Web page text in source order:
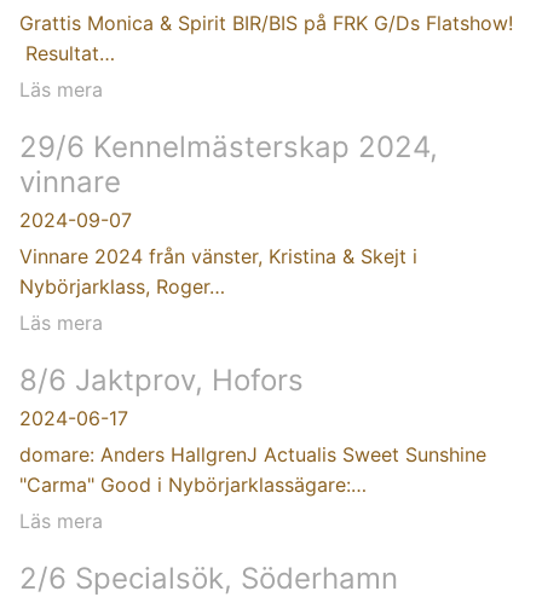
Grattis Monica & Spirit BIR/BIS på FRK G/Ds Flatshow!
Resultat…
Läs mera
29/6 Kennelmästerskap 2024,
vinnare
2024-09-07
Vinnare 2024 från vänster, Kristina & Skejt i
Nybörjarklass, Roger…
Läs mera
8/6 Jaktprov, Hofors
2024-06-17
domare: Anders HallgrenJ Actualis Sweet Sunshine
"Carma" Good i Nybörjarklassägare:…
Läs mera
2/6 Specialsök, Söderhamn